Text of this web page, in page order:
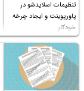
تنظیمات اسلایدشو در
پاورپوینت و ایجاد چرخه
خودکار